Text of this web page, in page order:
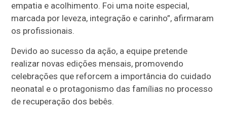
empatia e acolhimento. Foi uma noite especial,
marcada por leveza, integração e carinho”, afirmaram
os profissionais.
Devido ao sucesso da ação, a equipe pretende
realizar novas edições mensais, promovendo
celebrações que reforcem a importância do cuidado
neonatal e o protagonismo das famílias no processo
de recuperação dos bebês.